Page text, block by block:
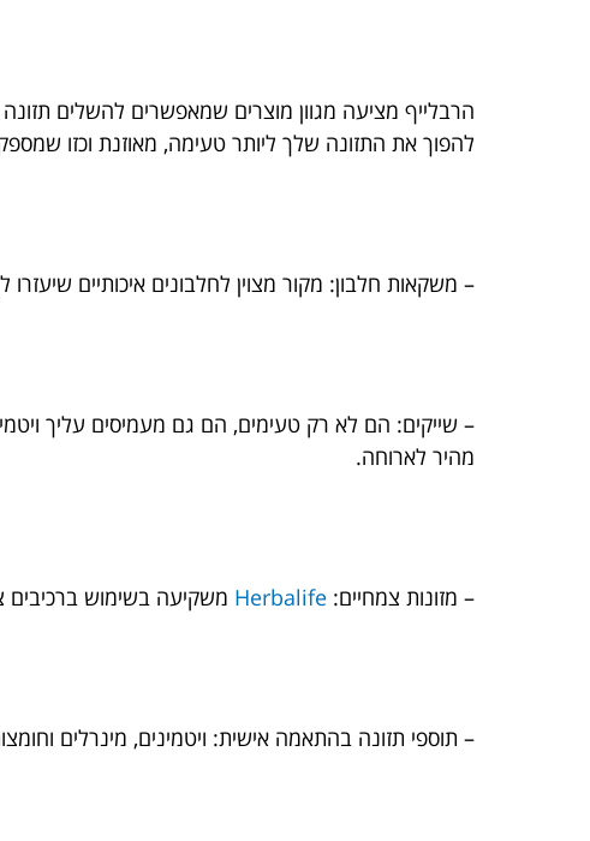
הרבלייף מציעה מגוון מוצרים שמאפשרים להשלים
להפוך את התזונה שלך ליותר טעימה, מאוזנת וכזו
– משקאות חלבון: מקור מצוין לחלבונים איכותיים
– שייקים: הם לא רק טעימים, הם גם מעמיסים עליך
מהיר לארוחה.
– מזונות צמחיים: Herbalife משקיעה בשימוש ברכיבים
– תוספי תזונה בהתאמה אישית: ויטמינים, מינרלים